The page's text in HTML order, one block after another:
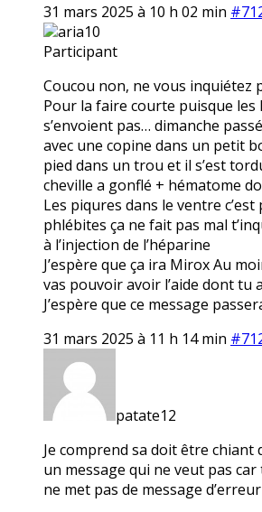
31 mars 2025 à 10 h 02 min
aria10
Participant
Coucou non, ne vous inquiétez
Pour la faire courte puisque les
s’envoient pas… dimanche
avec une copine dans un petit
pied dans un trou et il s’est
cheville a gonflé + hématome
Les piqures dans le ventre
phlébites ça ne fait pas mal
à l’injection de l’héparine
J’espère que ça ira Mirox Au
vas pouvoir avoir l’aide dont tu
J’espère que ce message
31 mars 2025 à 11 h 14 min
patate12
Je comprend sa doit être
un message qui ne veut pas
ne met pas de message